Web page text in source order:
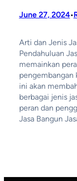
June 27, 2024•
Arti dan Jenis
Pendahuluan
memainkan
pengembangan
ini akan
berbagai jenis
peran dan
Jasa Bangun